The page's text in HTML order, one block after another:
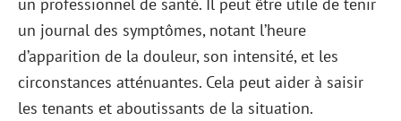
un journal des symptômes, notant l’heure
d’apparition de la douleur, son intensité, et les
circonstances atténuantes. Cela peut aider à saisir
les tenants et aboutissants de la situation.